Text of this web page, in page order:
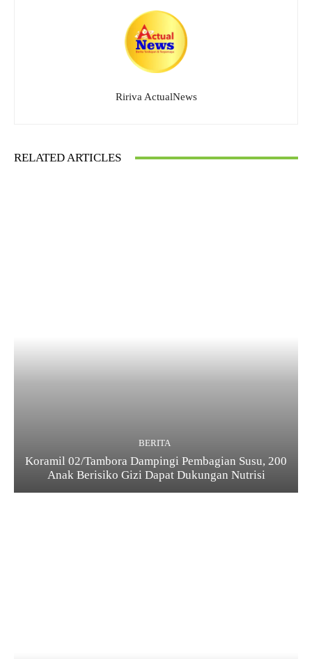
Ririva ActualNews
RELATED ARTICLES
BERITA
Koramil 02/Tambora Dampingi Pembagian Susu, 200
Anak Berisiko Gizi Dapat Dukungan Nutrisi